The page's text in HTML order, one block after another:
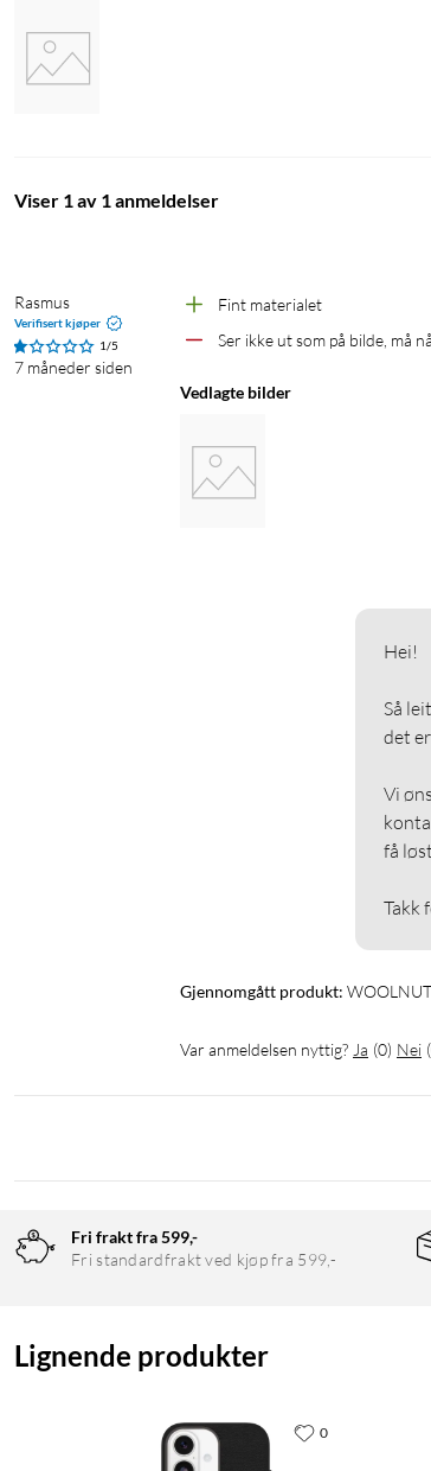
MagSafe-kompatibelt: Ja
Trådløs lading: Ja
Viser 1 av 1 anmeldelser
Rasmus
Verifisert kjøper
1/5
7 måneder siden
Fint materialet
Ser ikke ut som på bilde, må
Vedlagte bilder
Hei!
Så
det
Vi
få
Takk
Gjennomgått produkt:
Var anmeldelsen nyttig? Ja (0) Nei (
Fri frakt fra 599,-
Fri standardfrakt ved kjøp fra 599,-
Lignende produkter
0